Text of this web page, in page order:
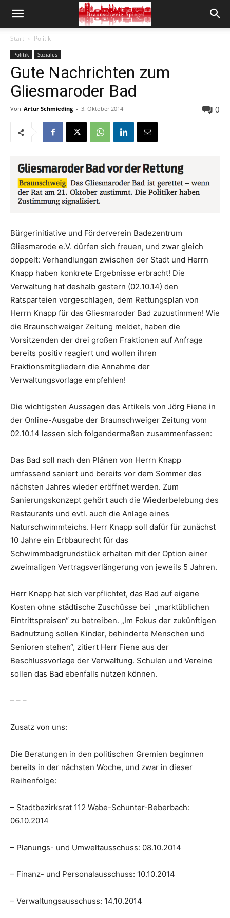
Start Politik
Politik Soziales
Gute Nachrichten zum
Gliesmaroder Bad
Von Artur Schmieding - 3. Oktober 2014 0
Bürgerinitiative und Förderverein Badezentrum
Gliesmarode e.V. dürfen sich freuen, und zwar gleich
doppelt: Verhandlungen zwischen der Stadt und Herrn
Knapp haben konkrete Ergebnisse erbracht! Die
Verwaltung hat deshalb gestern (02.10.14) den
Ratsparteien vorgeschlagen, dem Rettungsplan von
Herrn Knapp für das Gliesmaroder Bad zuzustimmen! Wie
die Braunschweiger Zeitung meldet, haben die
Vorsitzenden der drei großen Fraktionen auf Anfrage
bereits positiv reagiert und wollen ihren
Fraktionsmitgliedern die Annahme der
Verwaltungsvorlage empfehlen!
Die wichtigsten Aussagen des Artikels von Jörg Fiene in
der Online-Ausgabe der Braunschweiger Zeitung vom
02.10.14 lassen sich folgendermaßen zusammenfassen:
Das Bad soll nach den Plänen von Herrn Knapp
umfassend saniert und bereits vor dem Sommer des
nächsten Jahres wieder eröffnet werden. Zum
Sanierungskonzept gehört auch die Wiederbelebung des
Restaurants und evtl. auch die Anlage eines
Naturschwimmteichs. Herr Knapp soll dafür für zunächst
10 Jahre ein Erbbaurecht für das
Schwimmbadgrundstück erhalten mit der Option einer
zweimaligen Vertragsverlängerung von jeweils 5 Jahren.
Herr Knapp hat sich verpflichtet, das Bad auf eigene
Kosten ohne städtische Zuschüsse bei „marktüblichen
Eintrittspreisen“ zu betreiben. „Im Fokus der zukünftigen
Badnutzung sollen Kinder, behinderte Menschen und
Senioren stehen“, zitiert Herr Fiene aus der
Beschlussvorlage der Verwaltung. Schulen und Vereine
sollen das Bad ebenfalls nutzen können.
– – –
Zusatz von uns:
Die Beratungen in den politischen Gremien beginnen
bereits in der nächsten Woche, und zwar in dieser
Reihenfolge:
– Stadtbezirksrat 112 Wabe-Schunter-Beberbach:
06.10.2014
– Planungs- und Umweltausschuss: 08.10.2014
– Finanz- und Personalausschuss: 10.10.2014
– Verwaltungsausschuss: 14.10.2014